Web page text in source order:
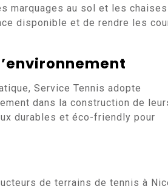
marquages au sol et les chaises
disponible et de rendre les
Service Tennis adopte
dans la construction de
durables et éco-friendly pour
de terrains de tennis à